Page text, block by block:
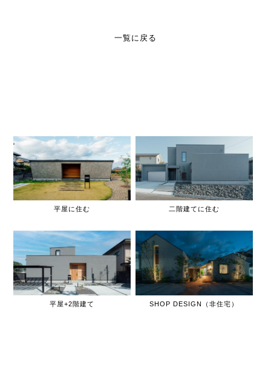
一覧に戻る
平屋に住む 二階建てに住む
平屋+2階建て SHOP DESIGN（非住宅）